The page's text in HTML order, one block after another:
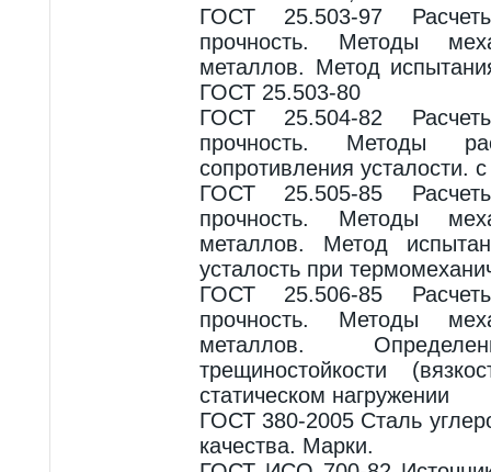
ГОСТ 25.503-97
прочность. Методы
металлов. Метод
ГОСТ 25.503-80
ГОСТ 25.504-82
прочность. Методы
сопротивления усталости.
ГОСТ 25.505-85
прочность. Методы
металлов. Метод
усталость при
ГОСТ 25.506-85
прочность. Методы
металлов.
трещиностойкости
статическом нагружении
ГОСТ 380-2005 Сталь
качества. Марки.